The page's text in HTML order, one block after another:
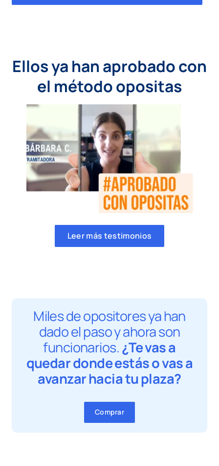
Ellos ya han aprobado con
el método opositas
Leer más testimonios
Miles de opositores ya han
dado el paso y ahora son
funcionarios.¿Te vas a
quedar donde estás o vas a
avanzar hacia tu plaza?
Comprar